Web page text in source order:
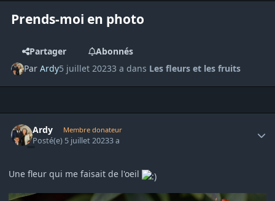
Prends-moi en photo
Partager
Abonnés
ParArdy5 juillet 20233 a dans Les fleurs et les fruits
Ardy Membre donateur
Posté(e) 5 juillet 20233 a
Une fleur qui me faisait de l'oeil